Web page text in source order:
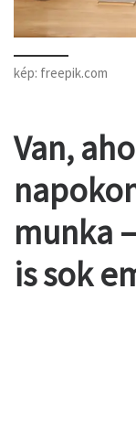
kép: freepik.com
Van,
munka
is sok